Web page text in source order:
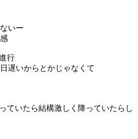
いー
行
遅いからとかじゃなくて
ていたら結構激しく降っていたらし